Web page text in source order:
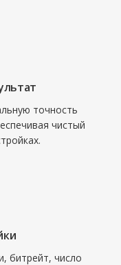
точность
чистый
битрейт, число